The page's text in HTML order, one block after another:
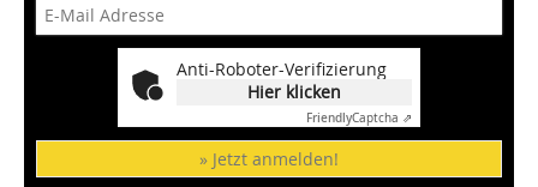
Anti-Roboter-Verifizierung
Hier klicken
FriendlyCaptcha ⇗
» Jetzt anmelden!